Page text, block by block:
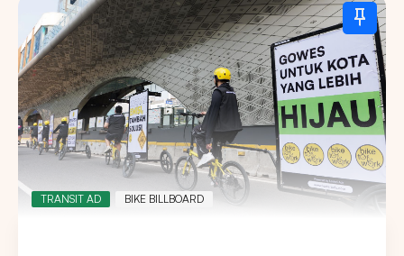
TRANSIT AD BIKE BILLBOARD